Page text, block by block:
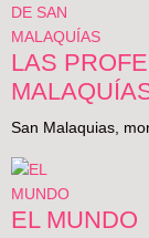
LAS
San Malaquias,
EL MUNDO